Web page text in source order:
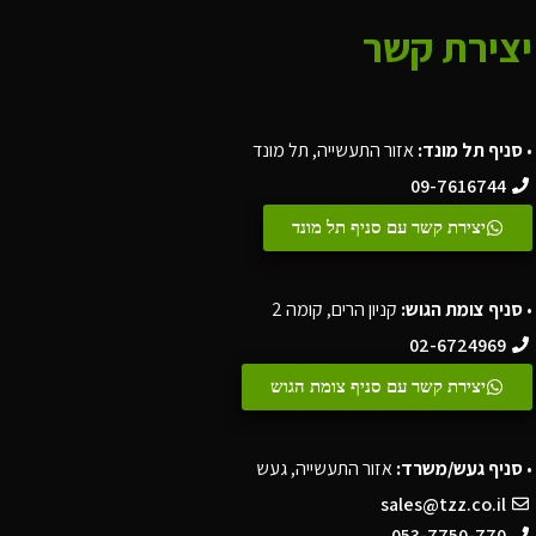
יצירת קשר
•סניף תל מונד:אזור התעשייה, תל מונד
09-7616744
יצירת קשר עם סניף תל מונד
•סניף צומת הגוש: קניון הרים, קומה 2
02-6724969
יצירת קשר עם סניף צומת הגוש
•סניף געש/משרד:אזור התעשייה, געש
sales@tzz.co.il